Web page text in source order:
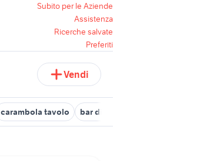
Subito per le Aziende
Assistenza
Ricerche salvate
Preferiti
Vendi
carambola tavolo bar di azienda padova e provincia